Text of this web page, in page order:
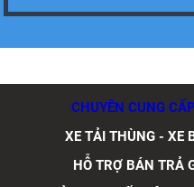
Xe
Xe
CHUYÊN CUNG
XE TẢI THÙNG - XE
HỖ TRỢ BÁN TRẢ